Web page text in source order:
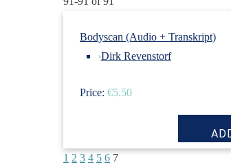
Bodyscan (Audio + Transkript)
›Dirk Revenstorf
Price: €5.50
1 2 3 4 5 6 7